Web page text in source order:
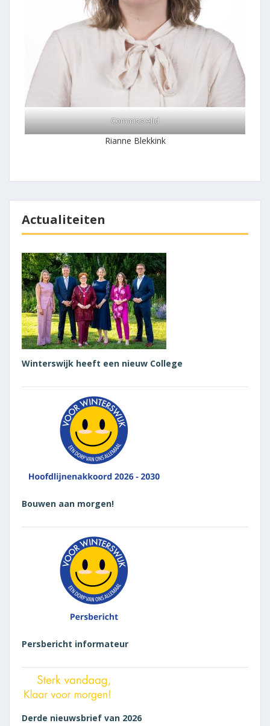
Commissielid
Rianne Blekkink
Actualiteiten
Winterswijk heeft een nieuw College
Bouwen aan morgen!
Persbericht informateur
Derde nieuwsbrief van 2026